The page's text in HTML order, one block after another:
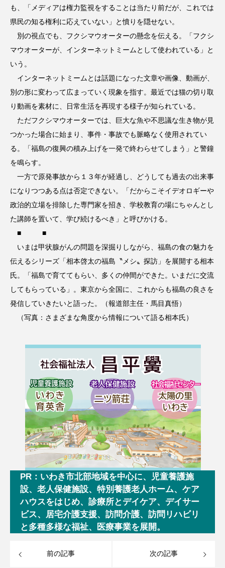
も、「メディアは権力監視をすることは当たり前だが、これでは
県民の知る権利に応えていない」と憤りを隠せない。
別の視点でも、フクシマウオーターの懸念を伝える。「フクシ
マウオーターが、インターネットミームとして使われている」と
いう。
インターネットミームとは話題になった文章や画像、動画が、
別の形に変わって広まっていく現象を指す。最近では猫の切り取
り動画を素材に、日常生活を再現する様子が知られている。
ただフクシマウオーターでは、巨大な魚や不思議な生き物が見
つかった場合に始まり、事件・事故でも脈略なく使用されてい
る。「福島の復興の積み上げを一発で終わらせてしまう」と警鐘
を鳴らす。
一方で原発事故から１３年が経過し、どうしても過去の出来事
になりつつある点は否定できない。「だからこそイデオロギーや
政治的立場を排除した専門家を招き、学校教育の場にちゃんとし
た講師を置いて、学び続けるべき」と呼びかける。
■ ■
いまは甲状腺がんの問題を深掘りしながら、福島の食の魅力を
伝えるシリーズ「相本啓太の福島〝メシ〟探訪」を展開する相本
氏。「福島で育ててもらい、多くの仲間ができた。いまだに交流
してもらっている」。東京から全国に、これからも福島の良さを
発信していきたいと語った。（報道部主任・馬目真悟）
（写真：さまざまな角度から情報について語る相本氏）
PR：いわき市北部地域を中心に、児童養護施
設、老人保健施設、特別養護老人ホーム、ケア
ハウスをはじめ、診療所とデイケア、デイサー
ビス、居宅介護支援、訪問介護、訪問リハビリ
と多種多様な福祉、医療事業を展開。
前の記事 次の記事